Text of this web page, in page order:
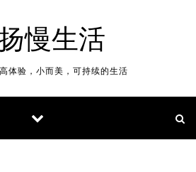
慢生活
体验，小而美，可持续的生活